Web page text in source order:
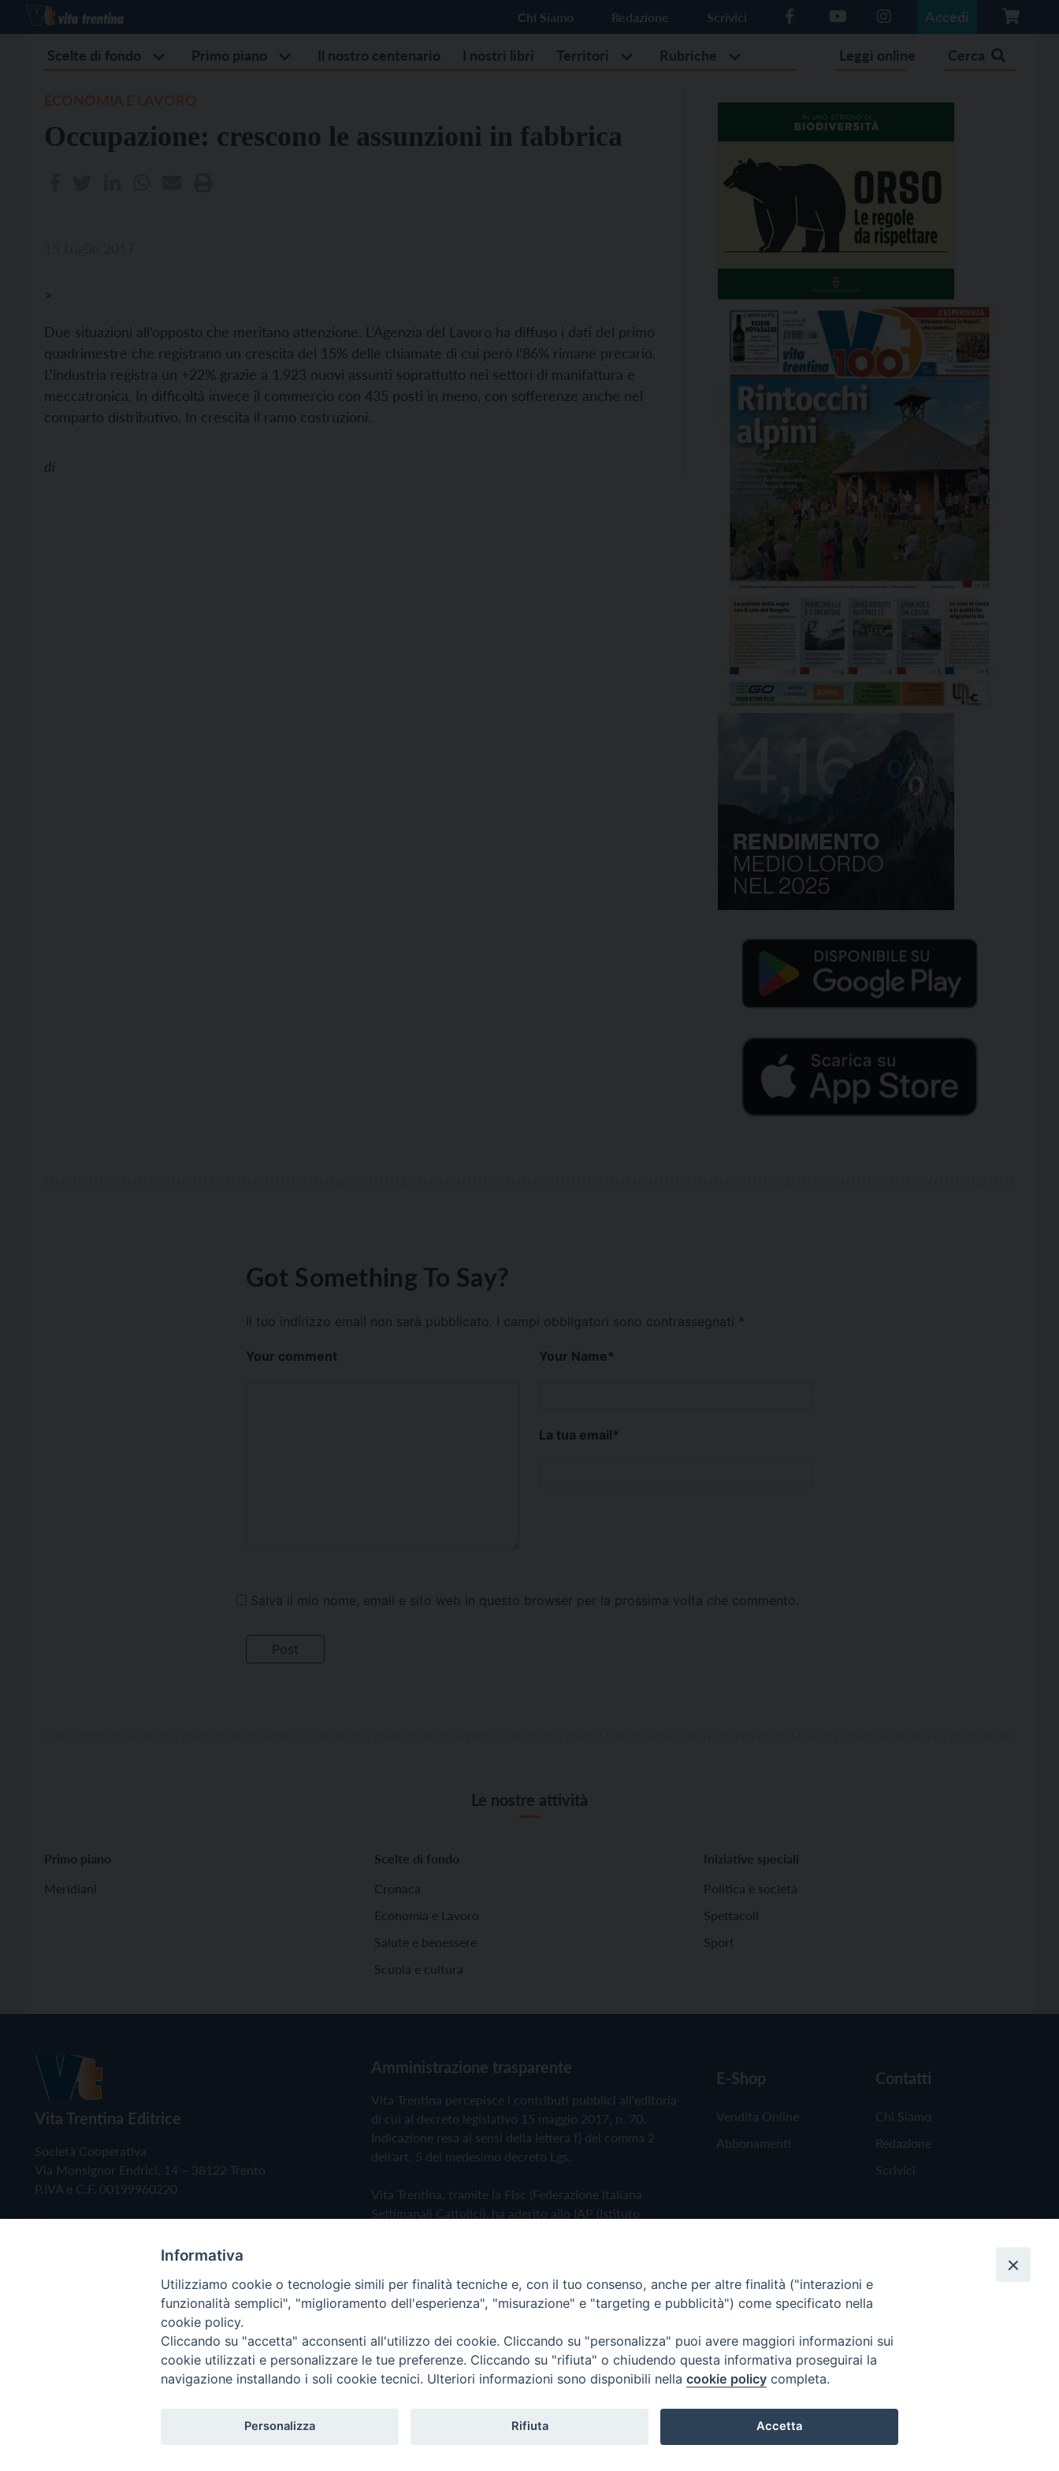
Chi Siamo Redazione Scrivici Accedi
Scelte di fondo Primo piano Il nostro centenario I nostri libri Territori Rubriche Leggi online Cerca
Occupazione: crescono le assunzioni in fabbrica
>
Due situazioni all’opposto che meritano attenzione. L’Agenzia del Lavoro ha diffuso i dati del primo
quadrimestre che registrano un crescita del 15% delle chiamate di cui però l’86% rimane precario.
L’industria registra un +22% grazie a 1.923 nuovi assunti soprattutto nei settori di manifattura e
meccatronica. In difficoltà invece il commercio con 435 posti in meno, con sofferenze anche nel
comparto distributivo. In crescita il ramo costruzioni.
di
Got Something To Say?
Il tuo indirizzo email non sarà pubblicato. I campi obbligatori sono contrassegnati *
Your comment Your Name*
La tua email*
Salva il mio nome, email e sito web in questo browser per la prossima volta che commento.
Le nostre attività
Primo piano
Meridiani
Scelte di fondo
Cronaca
Economia e Lavoro
Salute e benessere
Scuola e cultura
Iniziative speciali
Politica e società
Spettacoli
Sport
Vita Trentina Editrice
Società Cooperativa
Via Monsignor Endrici, 14 – 38122 Trento
P.IVA e C.F. 00199960220
Amministrazione trasparente
Vita Trentina percepisce i contributi pubblici all'editoria
di cui al decreto legislativo 15 maggio 2017, n. 70.
Indicazione resa ai sensi della lettera f) del comma 2
dell'art. 5 del medesimo decreto Lgs.
Vita Trentina, tramite la Fisc (Federazione Italiana
Settimanali Cattolici), ha aderito allo IAP (Istituto
Privacy Policy Cookie Policy
E-Shop
Vendita Online
Abbonamenti
Contatti
Chi Siamo
Redazione
Scrivici
Copyright © 2019 - Tutti i diritti riservati - Vita Trentina Editrice
Informativa
Utilizziamo cookie o tecnologie simili per finalità tecniche e, con il tuo consenso, anche per altre finalità ("interazioni e
funzionalità semplici", "miglioramento dell'esperienza", "misurazione" e "targeting e pubblicità") come specificato nella
cookie policy.
Cliccando su "accetta" acconsenti all'utilizzo dei cookie. Cliccando su "personalizza" puoi avere maggiori informazioni sui
cookie utilizzati e personalizzare le tue preferenze. Cliccando su "rifiuta" o chiudendo questa informativa proseguirai la
navigazione installando i soli cookie tecnici. Ulteriori informazioni sono disponibili nella cookie policy completa.
Personalizza Rifiuta Accetta